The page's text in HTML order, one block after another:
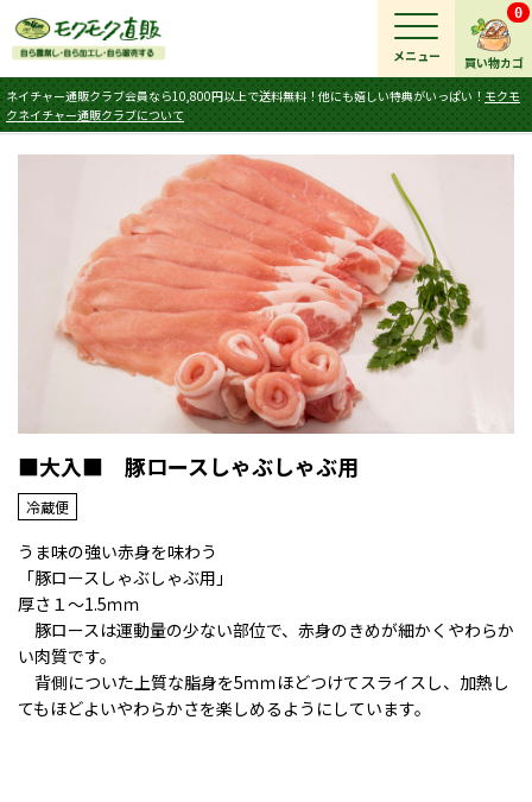
買い物カゴ
0
ネイチャー通販クラブ会員なら10,800円以上で送料無料！他にも嬉しい特典がいっぱい！ モクモ
クネイチャー通販クラブについて
メニュー
■大入■ 豚ロースしゃぶしゃぶ用
冷蔵便
うま味の強い赤身を味わう
「豚ロースしゃぶしゃぶ用」
厚さ１～1.5ｍｍ
豚ロースは運動量の少ない部位で、赤身のきめが細かくやわらか
い肉質です。
背側についた上質な脂身を5ｍｍほどつけてスライスし、加熱し
てもほどよいやわらかさを楽しめるようにしています。